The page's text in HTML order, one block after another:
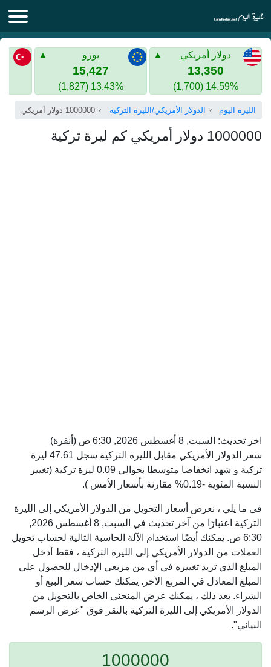
الليرة اليوم
الليرة السورية
الذهب في سوريا
الليرة التركية
الليرة التركية
الذهب في تركيا
اليورو الى الليرة التركية
دولار أمريكي
13,350
14.59% (1,700)
يورو
15,427
13.43% (1,827)
الليرة اليوم الدولار الأمريكي/الليرة التركية 1000000 دولار أمريكي
1000000 دولار أمريكي كم ليرة تركية
اخر تحديث: السبت, 8 أغسطس 2026, 6:30 ص
(أنقرة)
سعر الدولار الأمريكي مقابل الليرة التركية سجل 47.61 ليرة
تركية و شهد انخفاضا متوسطا بحوالي 0.09 ليرة تركية (تغيير
النسبة المئوية -0.19% مقارنة بأسعار الأمس ).
في ما يلي ، نعرض أسعار التحويل من الدولار الأمريكي إلى الليرة
التركية اعتبارًا من آخر تحديث في السبت, 8 أغسطس 2026,
6:30 ص. يمكنك أيضًا استخدام الآلة الحاسبة التالية لحساب تحويل
العملات من الدولار الأمريكي إلى الليرة التركية ، فقط أدخل
المبلغ الذي تريد تغييره في أي من مربعي الإدخال للحصول على
المبلغ المعادل في المربع الآخر. يمكنك حساب سعر البيع أو
الشراء. بعد ذلك ، يمكنك عرض المنحنى الخاص بالتحويل من
الدولار الأمريكي إلى الليرة التركية بالنقر فوق "عرض الرسم
البياني".
1000000